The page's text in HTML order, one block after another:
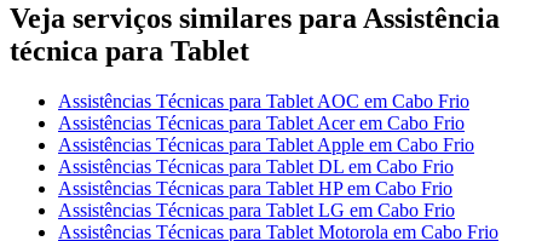
Veja serviços similares para Assistência
técnica para Tablet
Assistências Técnicas para Tablet AOC em Cabo Frio
Assistências Técnicas para Tablet Acer em Cabo Frio
Assistências Técnicas para Tablet Apple em Cabo Frio
Assistências Técnicas para Tablet DL em Cabo Frio
Assistências Técnicas para Tablet HP em Cabo Frio
Assistências Técnicas para Tablet LG em Cabo Frio
Assistências Técnicas para Tablet Motorola em Cabo Frio